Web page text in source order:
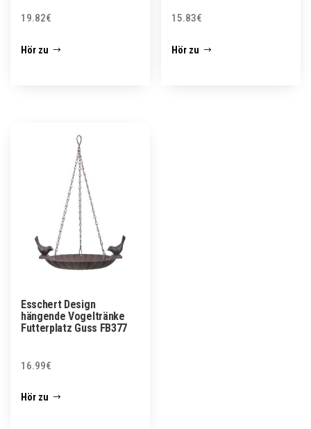
19.82€
Hör zu
15.83€
Hör zu
Esschert Design
hängende Vogeltränke
Futterplatz Guss FB377
16.99€
Hör zu